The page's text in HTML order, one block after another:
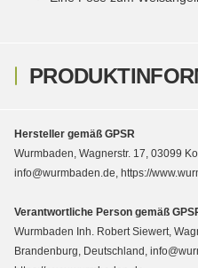
Hersteller gemäß GPSR
Wurmbaden, Wagnerstr. 17, 03099
info@wurmbaden.de, https://
Verantwortliche Person gemäß
Wurmbaden Inh. Robert Siewert,
Brandenburg, Deutschland,